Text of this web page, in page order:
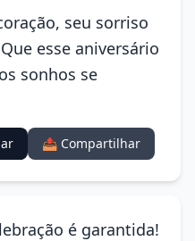
seu sorriso
esse aniversário
sonhos se
📤 Compartilhar
é garantida!